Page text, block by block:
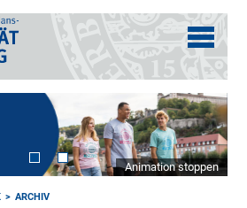
Animation stoppen
ARCHIV